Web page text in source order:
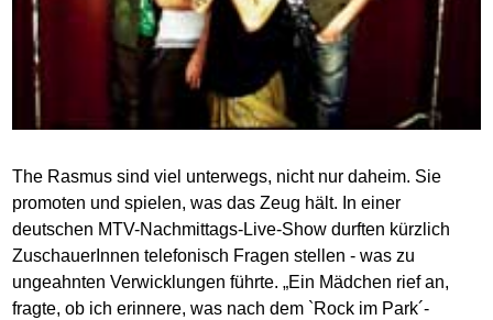
The Rasmus sind viel unterwegs, nicht nur daheim. Sie
promoten und spielen, was das Zeug hält. In einer
deutschen MTV-Nachmittags-Live-Show durften kürzlich
ZuschauerInnen telefonisch Fragen stellen - was zu
ungeahnten Verwicklungen führte. „Ein Mädchen rief an,
fragte, ob ich erinnere, was nach dem `Rock im Park´-